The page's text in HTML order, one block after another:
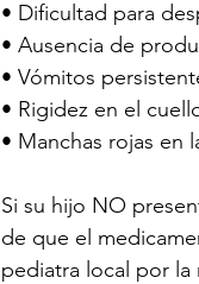
• Dificultad para
• Ausencia de
• Vómitos
• Rigidez en el
• Manchas rojas en
Si su hijo NO
de que el
pediatra local por la